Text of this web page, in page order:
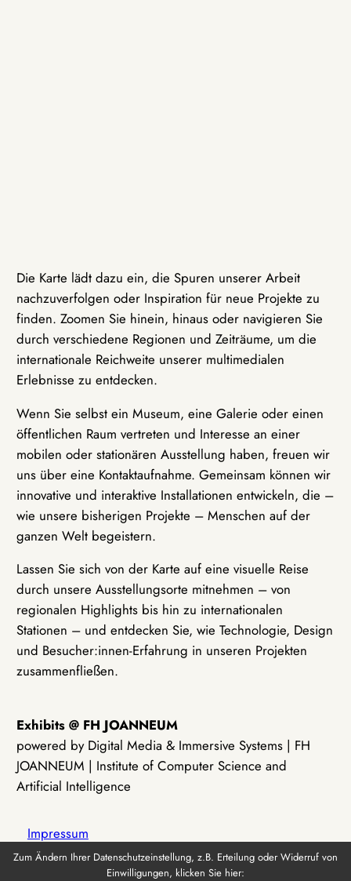
Die Karte lädt dazu ein, die Spuren unserer Arbeit
nachzuverfolgen oder Inspiration für neue Projekte zu
finden. Zoomen Sie hinein, hinaus oder navigieren Sie
durch verschiedene Regionen und Zeiträume, um die
internationale Reichweite unserer multimedialen
Erlebnisse zu entdecken.
Wenn Sie selbst ein Museum, eine Galerie oder einen
öffentlichen Raum vertreten und Interesse an einer
mobilen oder stationären Ausstellung haben, freuen wir
uns über eine Kontaktaufnahme. Gemeinsam können wir
innovative und interaktive Installationen entwickeln, die –
wie unsere bisherigen Projekte – Menschen auf der
ganzen Welt begeistern.
Lassen Sie sich von der Karte auf eine visuelle Reise
durch unsere Ausstellungsorte mitnehmen – von
regionalen Highlights bis hin zu internationalen
Stationen – und entdecken Sie, wie Technologie, Design
und Besucher:innen-Erfahrung in unseren Projekten
zusammenfließen.
Exhibits @ FH JOANNEUM
powered by Digital Media & Immersive Systems | FH
JOANNEUM | Institute of Computer Science and
Artificial Intelligence
Impressum
Zum Ändern Ihrer Datenschutzeinstellung, z.B. Erteilung oder Widerruf von
Einwilligungen, klicken Sie hier: